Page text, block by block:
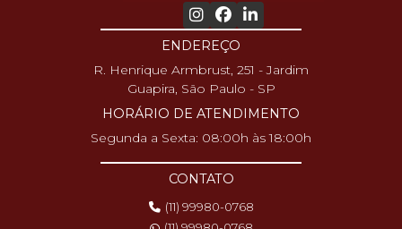
ENDEREÇO
R. Henrique Armbrust, 251 - Jardim
Guapira, São Paulo - SP
HORÁRIO DE ATENDIMENTO
Segunda a Sexta: 08:00h às 18:00h
CONTATO
(11) 99980-0768